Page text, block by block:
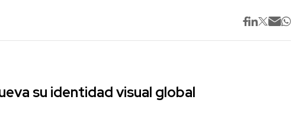
su identidad visual global